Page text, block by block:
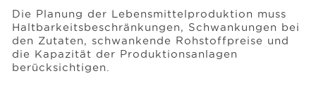
Die Planung der Lebensmittelproduktion muss
Haltbarkeitsbeschränkungen, Schwankungen bei
den Zutaten, schwankende Rohstoffpreise und
die Kapazität der Produktionsanlagen
berücksichtigen.